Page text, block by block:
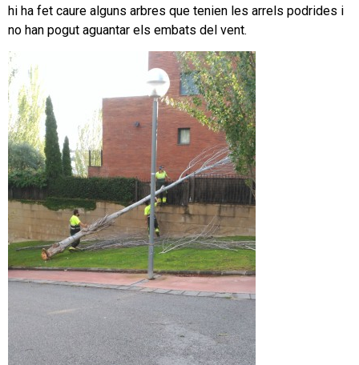
hi ha fet caure alguns arbres que tenien les arrels podrides i
no han pogut aguantar els embats del vent.